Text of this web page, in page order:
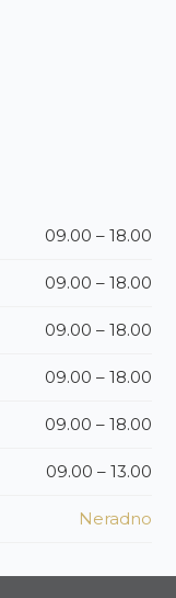
09.00 – 18.00
09.00 – 18.00
09.00 – 18.00
09.00 – 18.00
09.00 – 18.00
09.00 – 13.00
Neradno